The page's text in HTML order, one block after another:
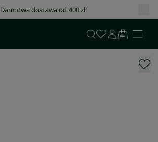
Darmowa dostawa od 400 zł!